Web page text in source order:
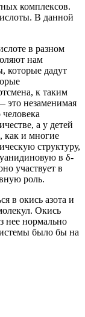
комплексов.
В данной
в разном
нам
которые дадут
к таким
это незаменимая
а у детей
как и многие
структуру,
в δ-
участвует в
роль.
в окись азота и
Окись
нее нормально
было бы на